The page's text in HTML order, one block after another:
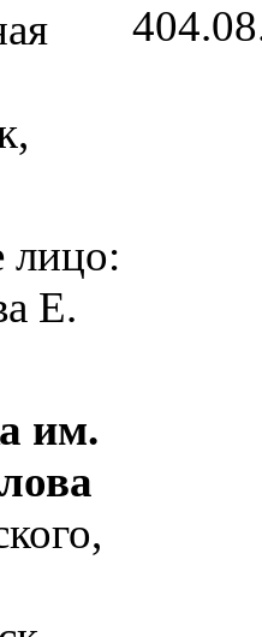
лицо:
Е.
им.
4